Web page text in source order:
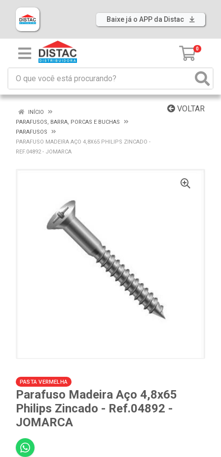
Baixe já o APP da Distac
0
VOLTAR
INÍCIO
PARAFUSOS, BARRA, PORCAS E BUCHAS
PARAFUSOS
PARAFUSO MADEIRA AÇO 4,8X65 PHILIPS ZINCADO -
REF.04892 - JOMARCA
PASTA VERMELHA
Parafuso Madeira Aço 4,8x65
Philips Zincado - Ref.04892 -
JOMARCA